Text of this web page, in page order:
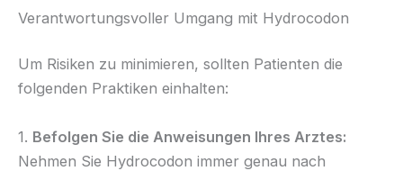
Verantwortungsvoller Umgang mit Hydrocodon
Um Risiken zu minimieren, sollten Patienten die
folgenden Praktiken einhalten:
1. Befolgen Sie die Anweisungen Ihres Arztes:
Nehmen Sie Hydrocodon immer genau nach